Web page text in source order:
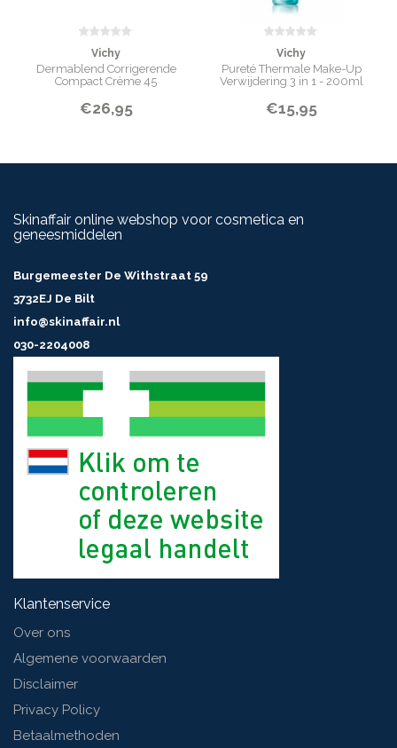
Vichy
Dermablend Corrigerende
Compact Crème 45
€26,95
Vichy
Pureté Thermale Make-Up
Verwijdering 3 in 1 - 200ml
€15,95
Skinaffair online webshop voor cosmetica en
geneesmiddelen
Burgemeester De Withstraat 59
3732EJ De Bilt
info@skinaffair.nl
030-2204008
Klantenservice
Over ons
Algemene voorwaarden
Disclaimer
Privacy Policy
Betaalmethoden